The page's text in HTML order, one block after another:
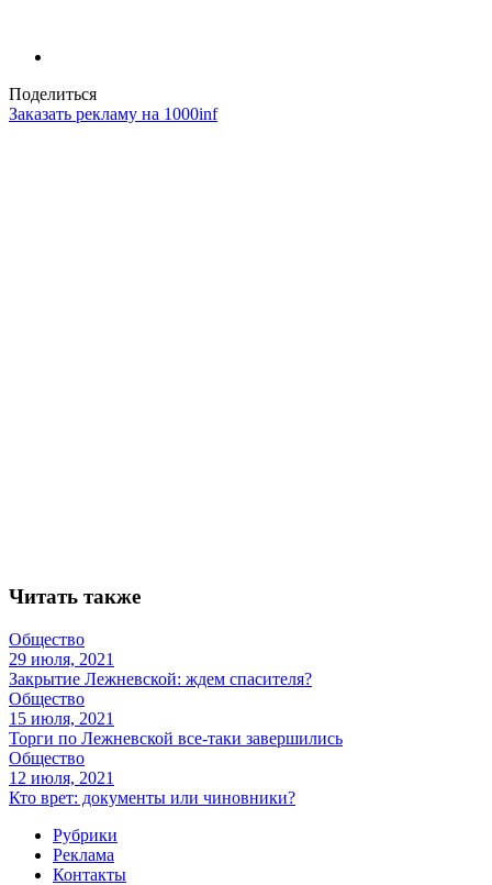
Поделиться
Заказать рекламу на 1000inf
Читать также
Общество
29 июля, 2021
Закрытие Лежневской: ждем спасителя?
Общество
15 июля, 2021
Торги по Лежневской все-таки завершились
Общество
12 июля, 2021
Кто врет: документы или чиновники?
Рубрики
Реклама
Контакты